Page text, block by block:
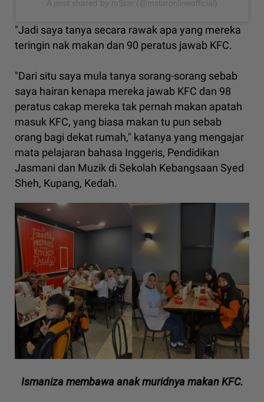
A post shared by mStar (@mstaronlineofficial)
"Jadi saya tanya secara rawak apa yang mereka
teringin nak makan dan 90 peratus jawab KFC.
"Dari situ saya mula tanya sorang-sorang sebab
saya hairan kenapa mereka jawab KFC dan 98
peratus cakap mereka tak pernah makan apatah
masuk KFC, yang biasa makan tu pun sebab
orang bagi dekat rumah," katanya yang mengajar
mata pelajaran bahasa Inggeris, Pendidikan
Jasmani dan Muzik di Sekolah Kebangsaan Syed
Sheh, Kupang, Kedah.
Ismaniza membawa anak muridnya makan KFC.